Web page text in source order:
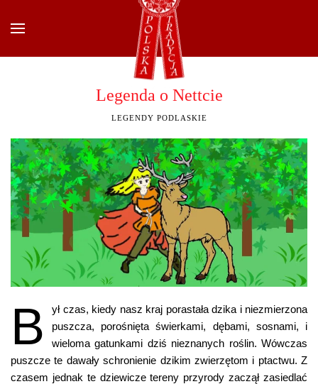
Przejdź do głównej treści
Legenda o Nettcie
LEGENDY PODLASKIE
B
ył czas, kiedy nasz kraj porastała dzika i niezmierzona
puszcza, porośnięta świerkami, dębami, sosnami, i
wieloma gatunkami dziś nieznanych roślin. Wówczas
puszcze te dawały schronienie dzikim zwierzętom i ptactwu. Z
czasem jednak te dziewicze tereny przyrody zaczął zasiedlać